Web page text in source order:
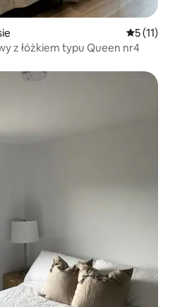
Średnia
5 (11)
z łóżkiem typu Queen nr4